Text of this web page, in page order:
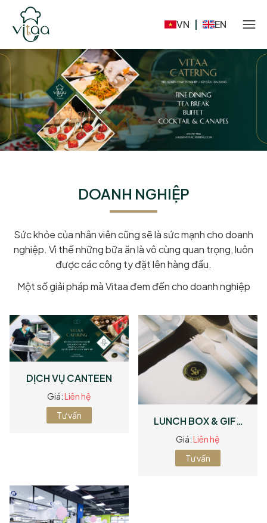
VN EN
Dịch vụ
DOANH NGHIỆP
Sức khỏe của nhân viên cũng sẽ là sức mạnh cho doanh
nghiệp. Vì thế những bữa ăn là vô cùng quan trọng, luôn
được các công ty đặt lên hàng đầu.
Một số giải pháp mà Vitaa đem đến cho doanh nghiệp
DỊCH VỤ CANTEEN
Giá:Liên hệ
Tư vấn
LUNCH BOX & GIFT
BOX
Giá:Liên hệ
Tư vấn